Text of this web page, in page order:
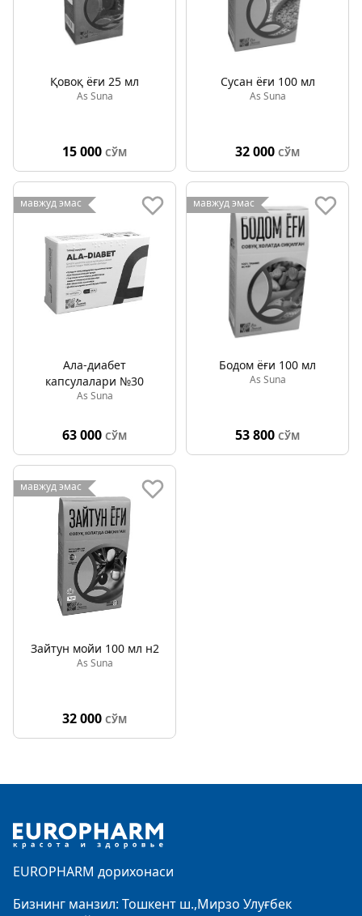
Қовоқ ёғи 25 мл
As Suna
15 000 СЎМ
Сусан ёғи 100 мл
As Suna
32 000 СЎМ
мавжуд эмас
Ала-диабет
капсулалари №30
As Suna
63 000 СЎМ
мавжуд эмас
Бодом ёғи 100 мл
As Suna
53 800 СЎМ
мавжуд эмас
Зайтун мойи 100 мл н2
As Suna
32 000 СЎМ
EUROPHARM дорихонаси
Бизнинг манзил: Тошкент ш.,Мирзо Улуғбек